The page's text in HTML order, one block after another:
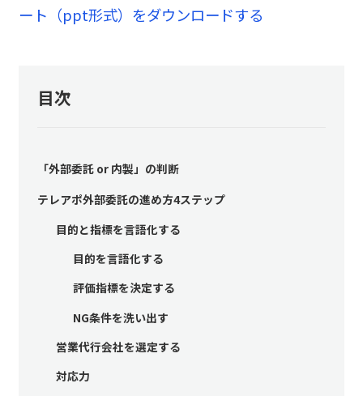
ート（ppt形式）をダウンロードする
目次
「外部委託 or 内製」の判断
テレアポ外部委託の進め方4ステップ
目的と指標を言語化する
目的を言語化する
評価指標を決定する
NG条件を洗い出す
営業代行会社を選定する
対応力